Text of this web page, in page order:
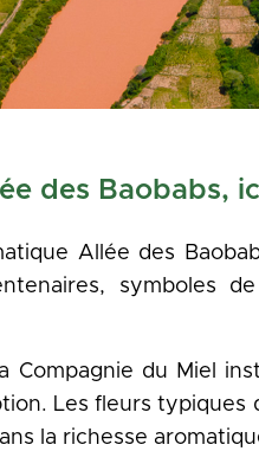
des Baobabs,
Allée des
symboles
Compagnie du Miel
Les fleurs
la richesse